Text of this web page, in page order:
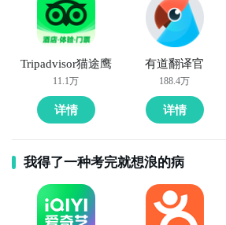
Tripadvisor猫途鹰
11.1万
详情
有道翻译官
188.4万
详情
我得了一种考完就想浪的病